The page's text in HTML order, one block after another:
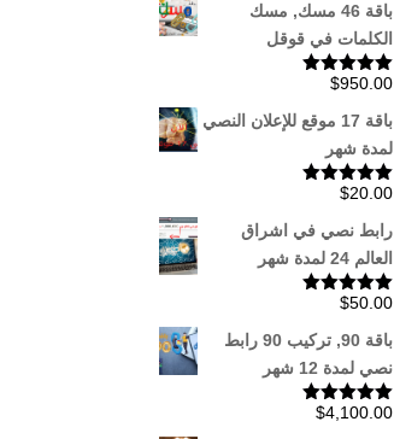
باقة 46 مسك, مسك
الكلمات في قوقل
تم التقييم
$950.00
باقة 17 موقع للإعلان النصي
لمدة شهر
تم التقييم
$20.00
رابط نصي في اشراق
العالم 24 لمدة شهر
تم التقييم
$50.00
باقة 90, تركيب 90 رابط
نصي لمدة 12 شهر
تم التقييم$4,100.00